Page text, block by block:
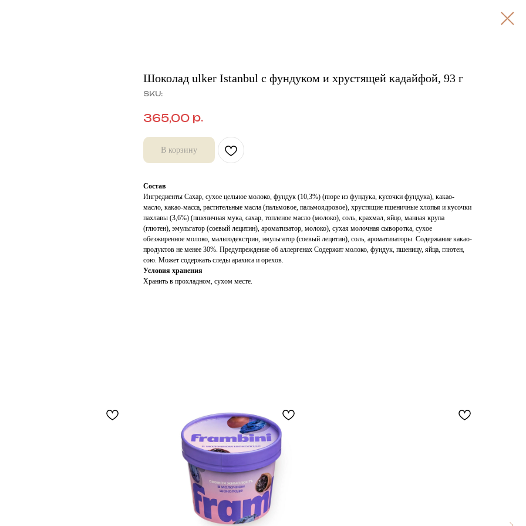
Шоколад ulker Istanbul с фундуком и хрустящей кадайфой, 93 г
SKU:
365,00 р.
В корзину
Состав
Ингредиенты Сахар, сухое цельное молоко, фундук (10,3%) (пюре из фундука, кусочки фундука), какао-
масло, какао-масса, растительные масла (пальмовое, пальмоядровое), хрустящие пшеничные хлопья и кусочки
пахлавы (3,6%) (пшеничная мука, сахар, топленое масло (молоко), соль, крахмал, яйцо, манная крупа
(глютен), эмульгатор (соевый лецитин), ароматизатор, молоко), сухая молочная сыворотка, сухое
обезжиренное молоко, мальтодекстрин, эмульгатор (соевый лецитин), соль, ароматизаторы. Содержание какао-
продуктов не менее 30%. Предупреждение об аллергенах Содержит молоко, фундук, пшеницу, яйца, глютен,
сою. Может содержать следы арахиса и орехов.
Условия хранения
Хранить в прохладном, сухом месте.